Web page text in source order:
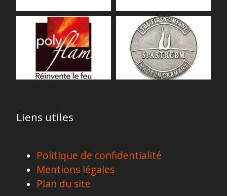
Liens utiles
Politique de confidentialité
Mentions légales
Plan du site